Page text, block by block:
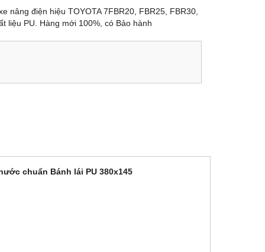
nâng điện hiệu TOYOTA 7FBR20, FBR25, FBR30,
liệu PU. Hàng mới 100%, có Bảo hành
chuẩn Bánh lái PU 380x145